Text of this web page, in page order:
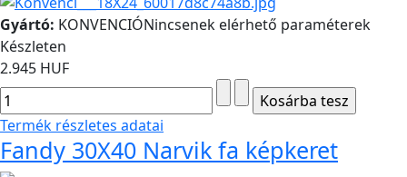
Gyártó: KONVENCIÓNincsenek elérhető paraméterek
Készleten
2.945 HUF
Termék részletes adatai
Fandy 30X40 Narvik fa képkeret